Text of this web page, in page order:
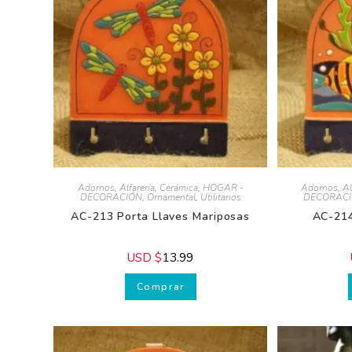
Adornos, Alfarería,Cerámica,HOGAR -
DECORACIÓN,Ornamental,Utilitarios
AC-213 Porta Llaves Mariposas
USD $13.99
Comprar
Adornos,
AC-y